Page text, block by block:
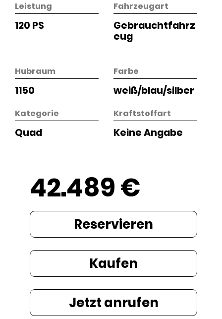
Leistung
120 PS
Fahrzeugart
Gebrauchtfahrz
eug
Hubraum
1150
Farbe
weiß/blau/silber
Kategorie
Quad
Kraftstoffart
Keine Angabe
42.489 €
Reservieren
Kaufen
Jetzt anrufen